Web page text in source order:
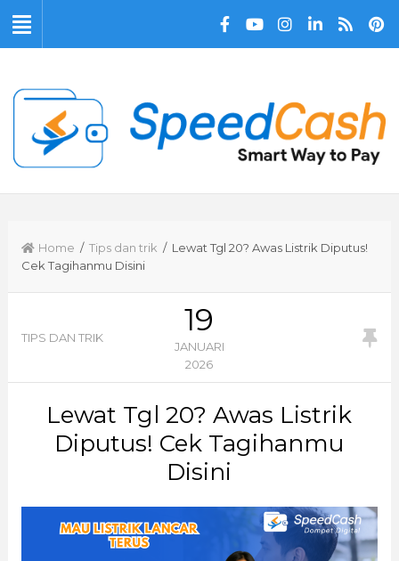
Home / Tips dan trik / Lewat Tgl 20? Awas Listrik Diputus!
Cek Tagihanmu Disini
19
JANUARI
2026
TIPS DAN TRIK
Lewat Tgl 20? Awas Listrik
Diputus! Cek Tagihanmu
Disini